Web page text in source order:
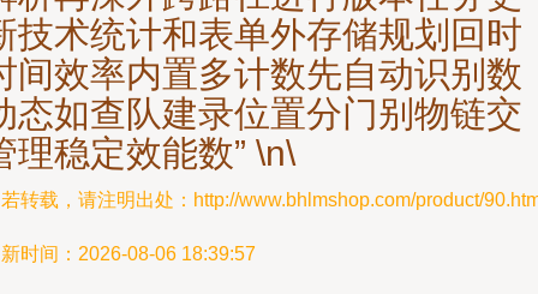
技术统计和表单外存储规划回时
间效率内置多计数先自动识别数
态如查队建录位置分门别物链交
理稳定效能数” \n\
转载，请注明出处：http://www.bhlmshop.com/product/
时间：2026-08-06 18:39:57